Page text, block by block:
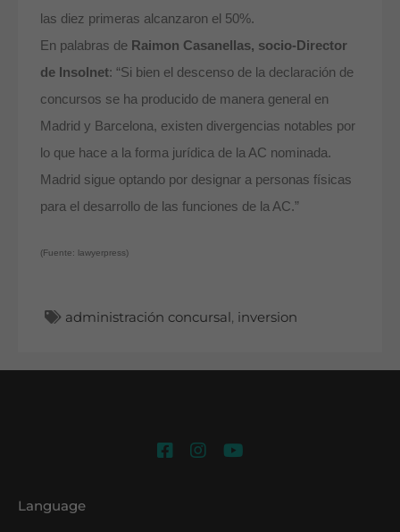
las diez primeras alcanzaron el 50%.
En palabras de Raimon Casanellas, socio-Director
de Insolnet: “Si bien el descenso de la declaración de
concursos se ha producido de manera general en
Madrid y Barcelona, existen divergencias notables por
lo que hace a la forma jurídica de la AC nominada.
Madrid sigue optando por designar a personas físicas
para el desarrollo de las funciones de la AC.”
(Fuente: lawyerpress)
administración concursal, inversion
Language